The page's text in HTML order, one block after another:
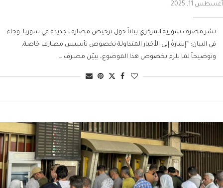
أغسطس 11, 2025
نشر مصرف سورية المركزي بياناً حول ترخيص مصارف جديدة في سوريا. وجاء
في البيان: “إشارةً إلى الأخبار المتداولة بخصوص تأسيس مصارف خاصة،
وتوضيحاً لما يلزم بخصوص هذا الموضوع، يبيّن مصـرف …